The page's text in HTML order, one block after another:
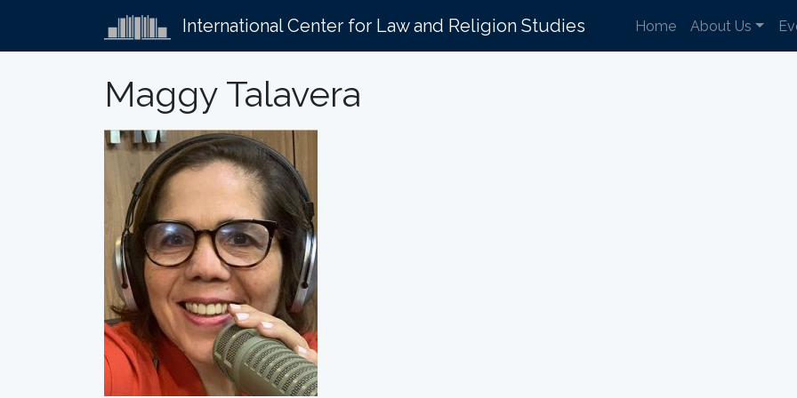
International Center for Law and Religion Studies Home About Us
Maggy Talavera